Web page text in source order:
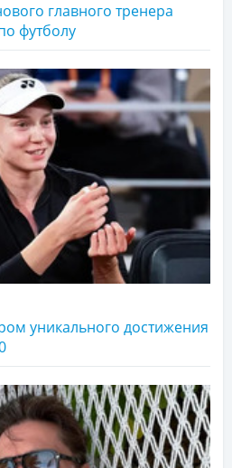
главного тренера
футболу
уникального достижения